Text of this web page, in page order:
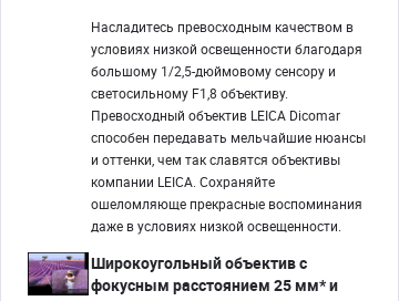
Насладитесь превосходным качеством в
условиях низкой освещенности благодаря
большому 1/2,5-дюймовому сенсору и
светосильному F1,8 объективу.
Превосходный объектив LEICA Dicomar
способен передавать мельчайшие нюансы
и оттенки, чем так славятся объективы
компании LEICA. Сохраняйте
ошеломляюще прекрасные воспоминания
даже в условиях низкой освещенности.
Широкоугольный объектив с
фокусным расстоянием 25 мм* и